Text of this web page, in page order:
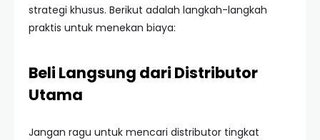
strategi khusus. Berikut adalah langkah-langkah
praktis untuk menekan biaya:
Beli Langsung dari Distributor
Utama
Jangan ragu untuk mencari distributor tingkat